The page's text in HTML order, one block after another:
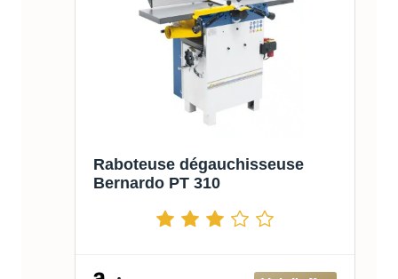
Raboteuse dégauchisseuse
Bernardo PT 310